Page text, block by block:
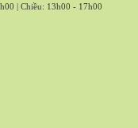
| Chiều: 13h00 - 17h00